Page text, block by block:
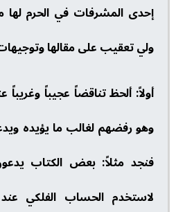
إحدى المشرفات في الحرم لها
ولي تعقيب على مقالها
أولاً: ألحظ تناقضاً عجيباً وغريباً
وهو رفضهم لغالب ما يؤيده
فنجد مثلاً: بعض الكتاب
لاستخدم الحساب الفلكي عند